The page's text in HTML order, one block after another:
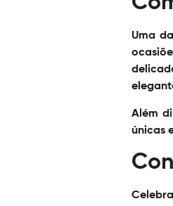
Uma
Além
únicas